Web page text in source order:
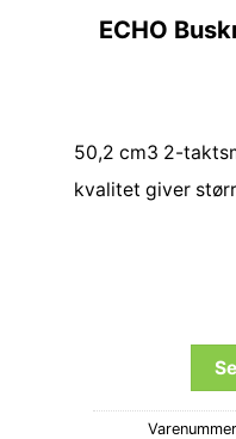
ECHO
50,2 cm3 2-
kvalitet giver